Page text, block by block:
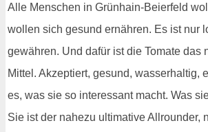
Alle Menschen in Grünhain-Beierfeld
wollen sich gesund ernähren. Es ist nur
gewähren. Und dafür ist die Tomate das
Mittel. Akzeptiert, gesund, wasserhaltig,
es, was sie so interessant macht. Was
Sie ist der nahezu ultimative Allrounder,